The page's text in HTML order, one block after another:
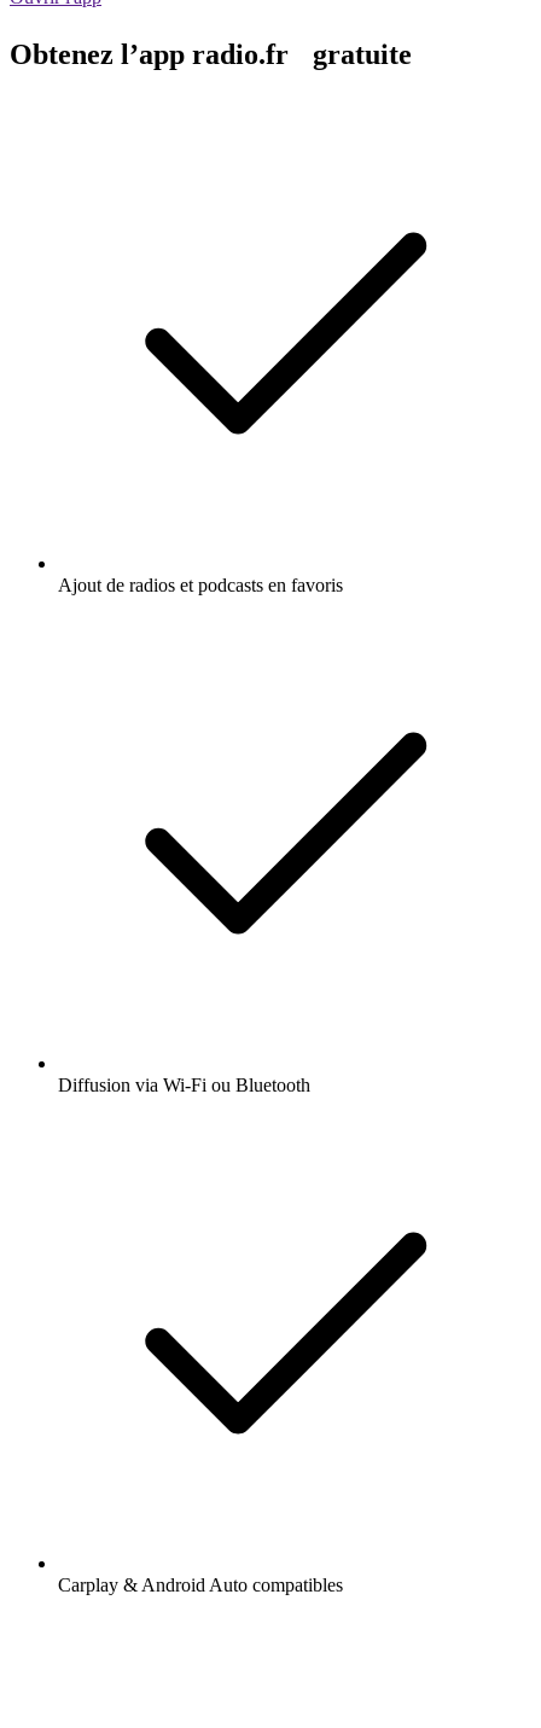
Obtenez l’app radio.fr gratuite
Ajout de radios et podcasts en favoris
Diffusion via Wi-Fi ou Bluetooth
Carplay & Android Auto compatibles